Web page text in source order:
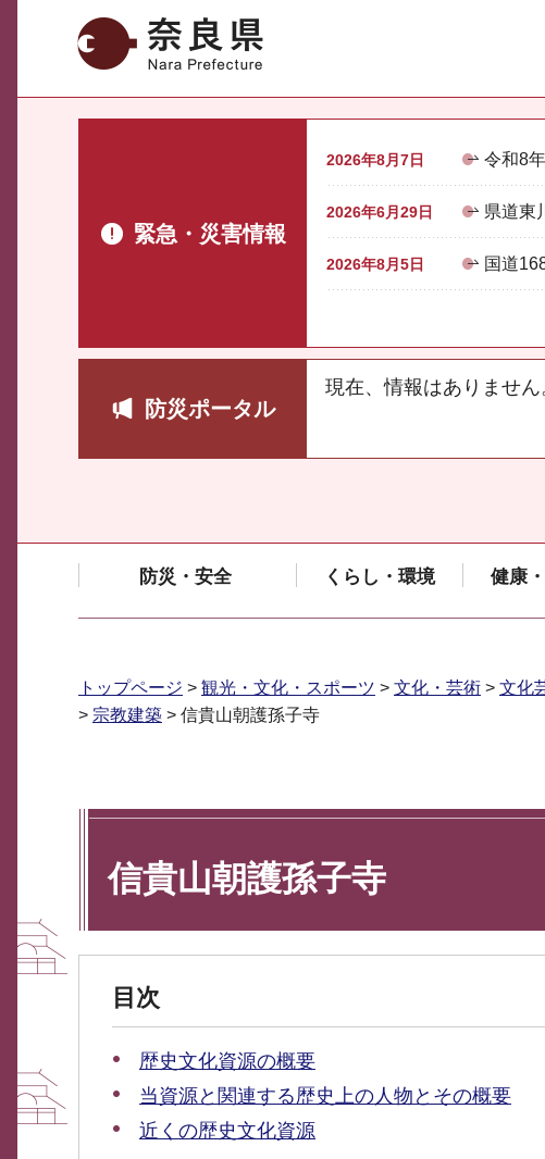
奈良県
緊急・災害情報
2026年8月7日 令和8
2026年6月29日 県道東
2026年8月5日 国道
防災ポータル
現在、情報はありません
防災・安全 くらし・環境 健康
トップページ > 観光・文化・スポーツ > 文化・芸術 > 文化
> 宗教建築 > 信貴山朝護孫子寺
信貴山朝護孫子寺
目次
歴史文化資源の概要
当資源と関連する歴史上の人物とその概要
近くの歴史文化資源